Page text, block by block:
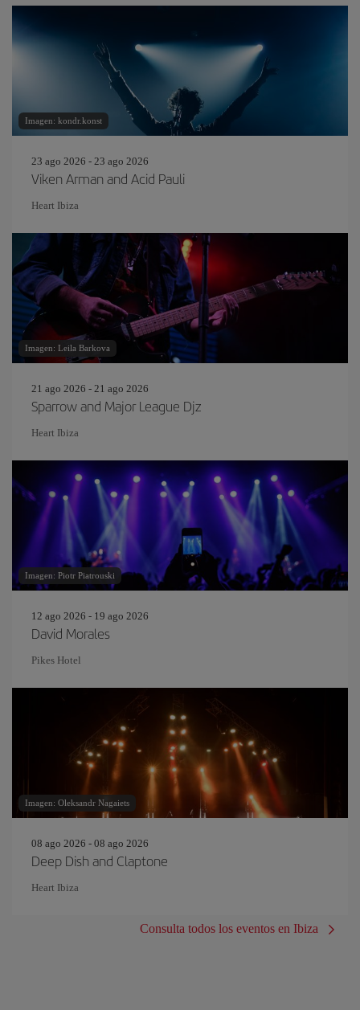
Imagen: kondr.konst
23 ago 2026 - 23 ago 2026
Viken Arman and Acid Pauli
Heart Ibiza
Imagen: Leila Barkova
21 ago 2026 - 21 ago 2026
Sparrow and Major League Djz
Heart Ibiza
Imagen: Piotr Piatrouski
12 ago 2026 - 19 ago 2026
David Morales
Pikes Hotel
Imagen: Oleksandr Nagaiets
08 ago 2026 - 08 ago 2026
Deep Dish and Claptone
Heart Ibiza
Consulta todos los eventos en Ibiza